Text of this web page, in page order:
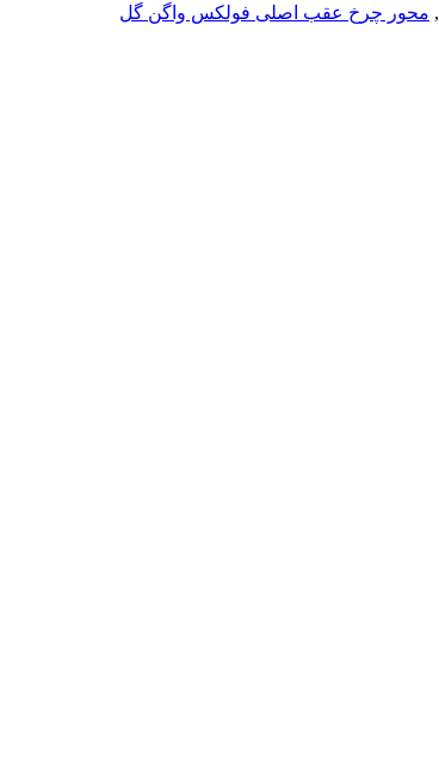
, محور چرخ عقب اصلی فولکس واگن گل